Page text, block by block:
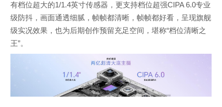
有档位超大的1/1.4英寸传感器，更支持档位超强CIPA 6.0专业
级防抖，画面通透细腻，帧帧都清晰，帧帧都好看，呈现旗舰
级实况效果，也为后期创作预留充足空间，堪称“档位清晰之
王”。